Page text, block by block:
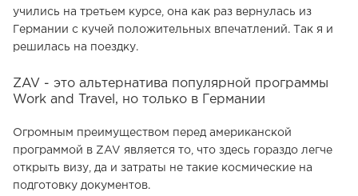
учились на третьем курсе, она как раз вернулась из
Германии с кучей положительных впечатлений. Так я и
решилась на поездку.
ZAV - это альтернатива популярной программы
Work and Travel, но только в Германии
Огромным преимуществом перед американской
программой в ZAV является то, что здесь гораздо легче
открыть визу, да и затраты не такие космические на
подготовку документов.